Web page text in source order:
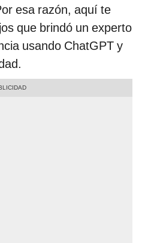
esa razón, aquí te
que brindó un experto
usando ChatGPT y